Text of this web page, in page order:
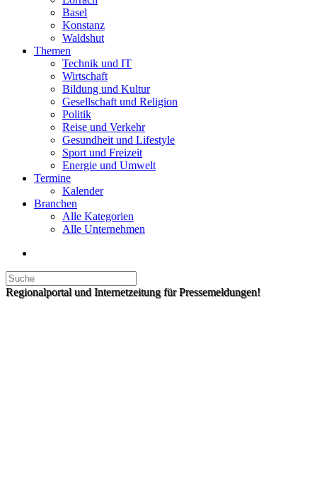
Basel
Konstanz
Waldshut
Themen
Technik und IT
Wirtschaft
Bildung und Kultur
Gesellschaft und Religion
Politik
Reise und Verkehr
Gesundheit und Lifestyle
Sport und Freizeit
Energie und Umwelt
Termine
Kalender
Branchen
Alle Kategorien
Alle Unternehmen
Regionalportal und Internetzeitung für Pressemeldungen!